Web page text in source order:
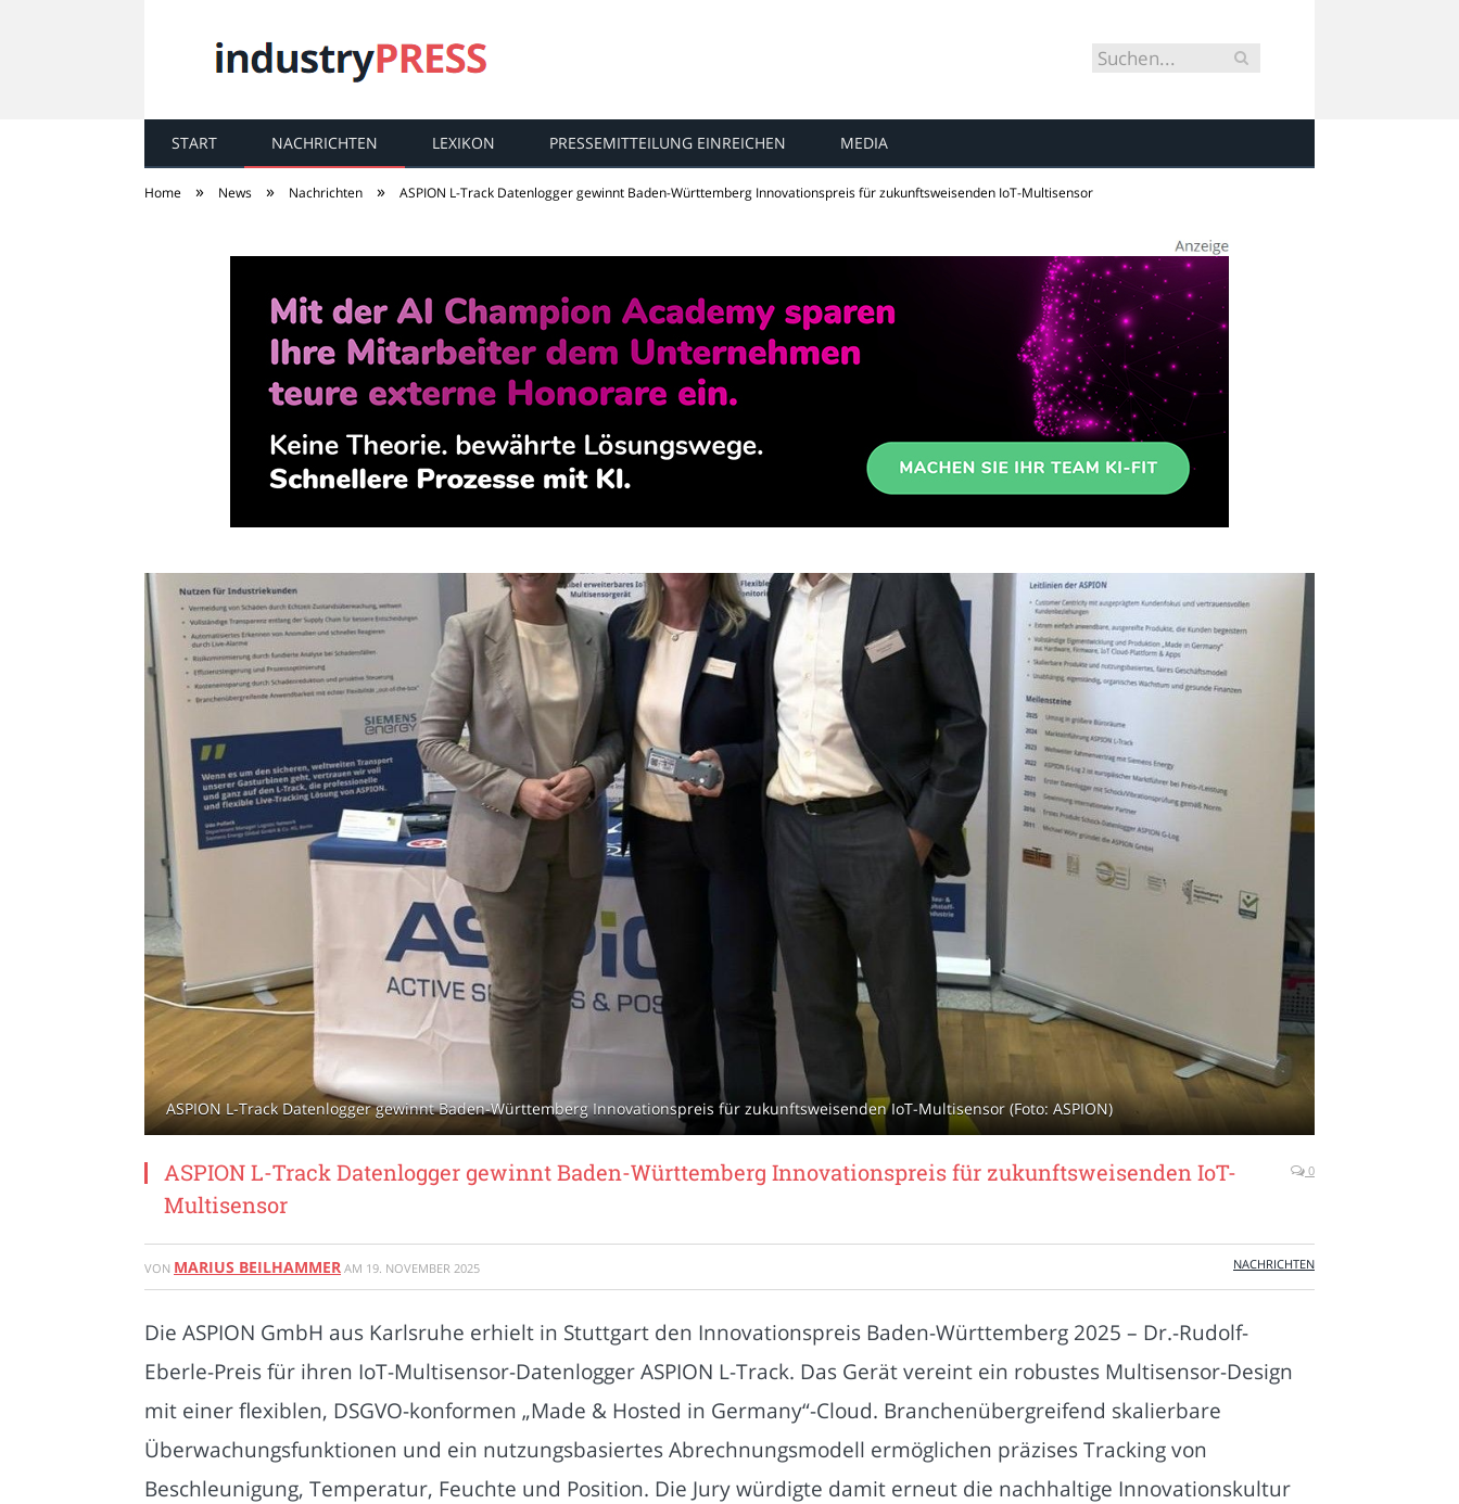
industryPRESS
START NACHRICHTEN LEXIKON PRESSEMITTEILUNG EINREICHEN MEDIA
Home » News » Nachrichten » ASPION L-Track Datenlogger gewinnt Baden-Württemberg Innovationspreis für zukunftsweisenden IoT-Multisensor
ASPION L-Track Datenlogger gewinnt Baden-Württemberg Innovationspreis für zukunftsweisenden IoT-Multisensor (Foto: ASPION)
ASPION L-Track Datenlogger gewinnt Baden-Württemberg Innovationspreis für zukunftsweisenden IoT-
Multisensor
0
VON MARIUS BEILHAMMER AM 19. NOVEMBER 2025 NACHRICHTEN
Die ASPION GmbH aus Karlsruhe erhielt in Stuttgart den Innovationspreis Baden-Württemberg 2025 – Dr.-Rudolf-
Eberle-Preis für ihren IoT-Multisensor-Datenlogger ASPION L-Track. Das Gerät vereint ein robustes Multisensor-Design
mit einer flexiblen, DSGVO-konformen „Made & Hosted in Germany“-Cloud. Branchenübergreifend skalierbare
Überwachungsfunktionen und ein nutzungsbasiertes Abrechnungsmodell ermöglichen präzises Tracking von
Beschleunigung, Temperatur, Feuchte und Position. Die Jury würdigte damit erneut die nachhaltige Innovationskultur